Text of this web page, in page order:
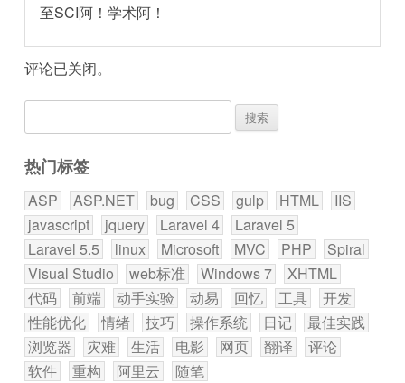
至SCI阿！学术阿！
评论已关闭。
索：
热门标签
ASP ASP.NET bug CSS gulp HTML
IIS
javascript
jquery Laravel 4
Laravel 5
Laravel 5.5
linux Microsoft MVC PHP
Spiral
Visual Studio
web标准 Windows 7
XHTML
代码
前端 动手实验 动易 回忆 工具
开发
性能优化
情绪 技巧 操作系统 日记
最佳实践
浏览器
灾难 生活 电影 网页 翻译
评论
软件
重构 阿里云 随笔